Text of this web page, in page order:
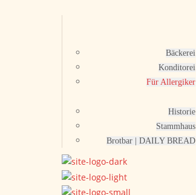
Bäckerei
Konditorei
Für Allergiker
Historie
Stammhaus
Brotbar | DAILY BREAD